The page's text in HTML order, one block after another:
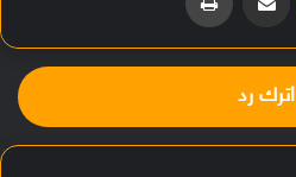
اترك رد